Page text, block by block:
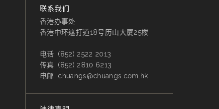
联系我们
香港办事处
香港中环遮打道18号历山大厦25楼
电话: (852) 2522 2013
传真: (852) 2810 6213
电邮: chuangs@chuangs.com.hk